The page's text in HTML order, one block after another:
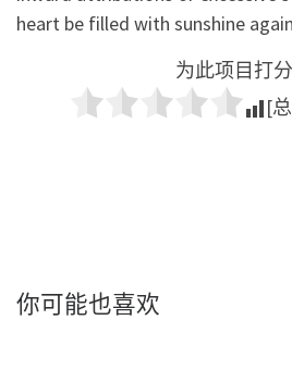
heart be filled with sunshine again
为此项目打
[
你可能也喜欢